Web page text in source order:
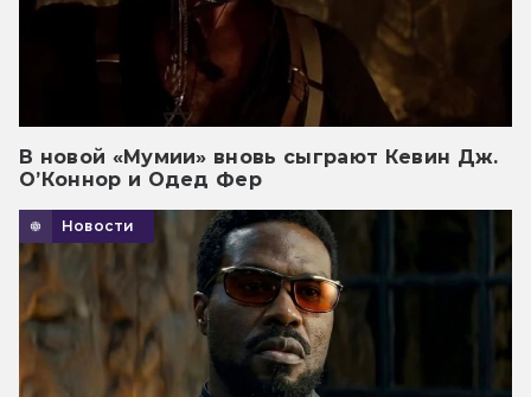
В новой «Мумии» вновь сыграют Кевин Дж.
О’Коннор и Одед Фер
Новости